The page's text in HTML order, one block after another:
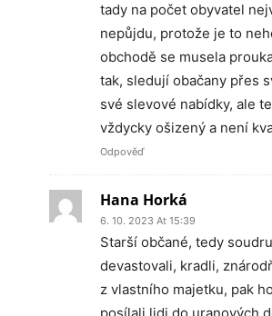
tady na počet obyvatel
nepůjdu, protože je to
obchodě se musela
tak, sledují obačany přes
své slevové nabídky, ale
vždycky ošizený a není
Odpověď
Hana Horká
6. 10. 2023 At 15:39
Starší občané, tedy
devastovali, kradli,
z vlastního majetku, pak